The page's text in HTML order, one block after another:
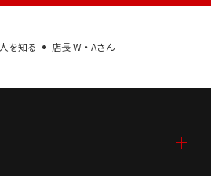
人を知る 店長 W・Aさん